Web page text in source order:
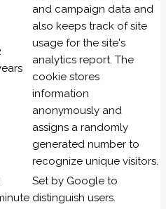
and campaign data and
also keeps track of site
usage for the site's
analytics report. The
cookie stores
information
anonymously and
assigns a randomly
generated number to
recognize unique visitors.
Set by Google to
distinguish users.